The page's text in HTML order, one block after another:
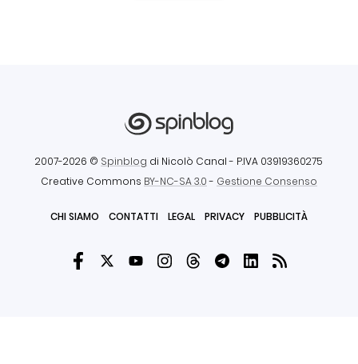
2007-2026 © Spinblog di Nicolò Canal - P.IVA 03919360275
Creative Commons BY-NC-SA 3.0- Gestione Consenso
CHI SIAMO CONTATTI LEGAL PRIVACY PUBBLICITÀ